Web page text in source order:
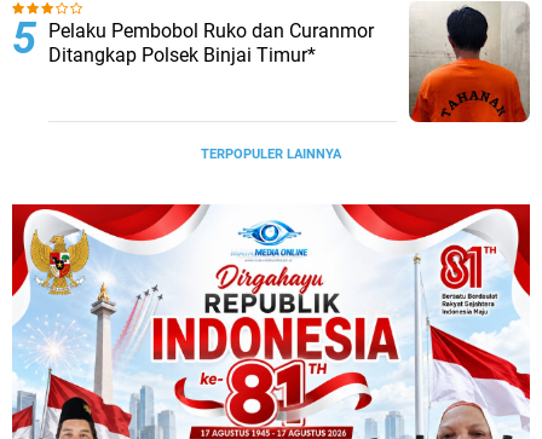
Polres Binjai Aktifkan Kembali TIM Anti
Begal*"
DAN DOA BERSAMA ANAK YATIM DI
Dalam Waktu Dua Hari, Satresnarkoba
Polres Binjai Tangkap 2 Orang Bandar
Narkoba Di Kota Binjai*
Polrestabes Medan Musnahkan Barang
Bukti Narkotika dan Barang Ilegal